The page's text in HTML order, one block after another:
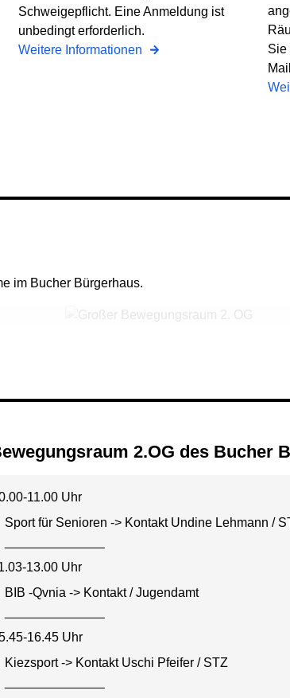
Schweigepflicht. Eine Anmeldung ist
unbedingt erforderlich.
Weitere Informationen
Sie
im Bucher Bürgerhaus.
2.OG des Bucher
11.00 Uhr
Sport für Senioren -> Kontakt Undine Lehmann /
13.00 Uhr
BIB -Qvnia -> Kontakt / Jugendamt
16.45 Uhr
Kiezsport -> Kontakt Uschi Pfeifer / STZ